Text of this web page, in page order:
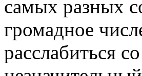
самых разных
громадное
расслабиться